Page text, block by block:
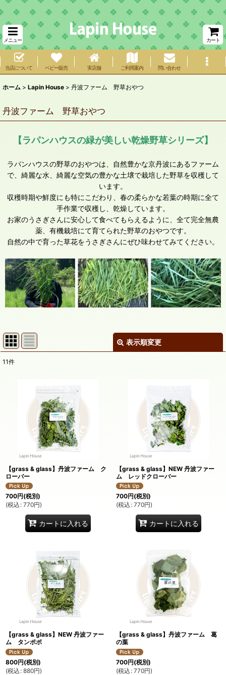
メニュー カート
当店について ベビー販売 実店舗 ご利用案内 問い合わせ
ホーム > Lapin House > 丹波ファーム 野草おやつ
丹波ファーム 野草おやつ
【ラパンハウスの緑が美しい乾燥野草シリーズ】
ラパンハウスの野草のおやつは、自然豊かな京丹波にあるファーム
で、綺麗な水、綺麗な空気の豊かな土壌で栽培した野草を収穫して
います。
収穫時期や鮮度にも特にこだわり、春の柔らかな若葉の時期に全て
手作業で収穫し、乾燥しています。
お家のうさぎさんに安心して食べてもらえるように、全て完全無農
薬、有機栽培にて育てられた野草のおやつです。
自然の中で育った草花をうさぎさんにぜひ味わせてみてください。
表示順変更
11件
【grass & glass】丹波ファーム ク
ローバー
700円(税別)
(税込 : 770円)
カートに入れる
【grass & glass】NEW 丹波ファー
ム レッドクローバー
700円(税別)
(税込 : 770円)
カートに入れる
【grass & glass】NEW 丹波ファー
ム タンポポ
800円(税別)
(税込 : 880円)
【grass & glass】丹波ファーム 葛
の葉
700円(税別)
(税込 : 770円)